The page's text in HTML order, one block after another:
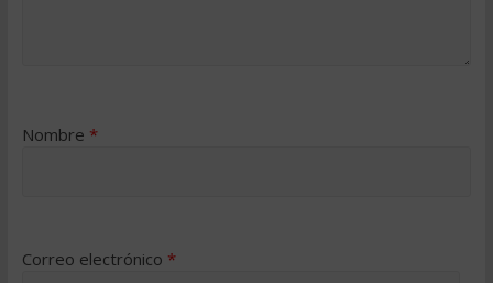
Nombre *
Correo electrónico *